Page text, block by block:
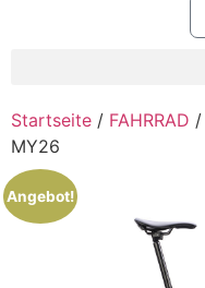
Startseite / FAHRRAD /
MY26
Angebot!